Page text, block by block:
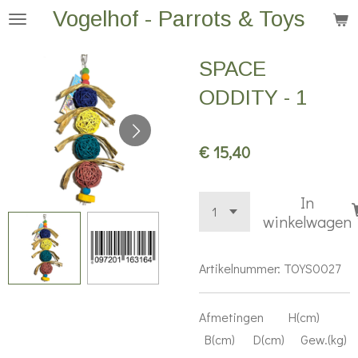
Ga
hoofdinhoud
Vogelhof - Parrots & Toys
SPACE
ODDITY - 1
€ 15,40
In
winkelwagen
Artikelnummer: TOYS0027
Afmetingen H(cm)
B(cm) D(cm) Gew.(kg)